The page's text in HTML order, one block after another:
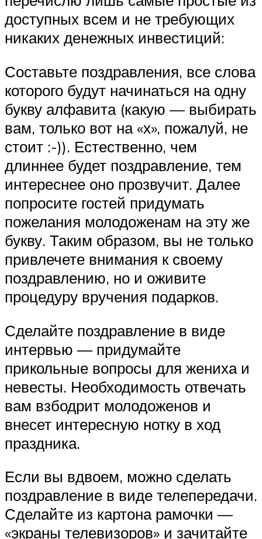
доступных всем и не требующих
никаких денежных инвестиций:
Составьте поздравления, все слова
которого будут начинаться на одну
букву алфавита (какую — выбирать
вам, только вот на «х», пожалуй, не
стоит :-)). Естественно, чем
длиннее будет поздравление, тем
интереснее оно прозвучит. Далее
попросите гостей придумать
пожелания молодоженам на эту же
букву. Таким образом, вы не только
привлечете внимания к своему
поздравлению, но и оживите
процедуру вручения подарков.
Сделайте поздравление в виде
интервью — придумайте
прикольные вопросы для жениха и
невесты. Необходимость отвечать
вам взбодрит молодоженов и
внесет интересную нотку в ход
праздника.
Если вы вдвоем, можно сделать
поздравление в виде телепередачи.
Сделайте из картона рамочки —
«экраны телевизоров» и зачитайте